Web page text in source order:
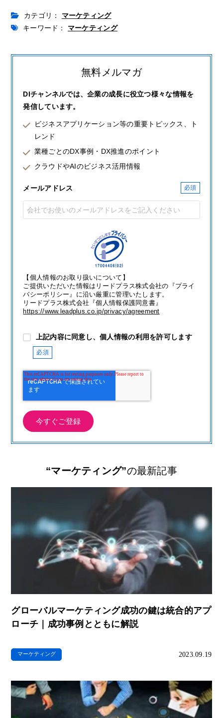
カテゴリ：
マーケティング
キーワード：
マーケティング
無料メルマガ
DIチャンネルでは、企業の成長に役立つ様々な情報を
発信しています。
ビジネスアプリケーション等の重要トピックス、ト
レンド
業種ごとのDX事例・DX推進のポイント
クラウドやAIのビジネス活用情報
メールアドレス
【個人情報のお取り扱いについて】
ご提供いただいた情報はリードプラス株式会社の『プライ
バシーポリシー』に沿い厳重に管理いたします。
リードプラス株式会社『個人情報保護同意書』
https://www.leadplus.co.jp/privacy/agreement
上記内容に同意し、個人情報の利用を許可します
“マーケティング”の最新記事
グローバルマーケティング成功の鍵は統合的アプ
ローチ｜成功事例とともに解説
マーケティング 2023.09.19